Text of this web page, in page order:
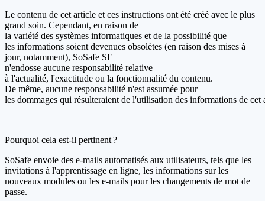
Le contenu de cet article et ces instructions ont été créé avec le plus
grand soin. Cependant, en raison de
la variété des systèmes informatiques et de la possibilité que
les informations soient devenues obsolètes (en raison des mises à
jour, notamment), SoSafe SE
n'endosse aucune responsabilité relative
à l'actualité, l'exactitude ou la fonctionnalité du contenu.
De même, aucune responsabilité n'est assumée pour
les dommages qui résulteraient de l'utilisation des informations de
Pourquoi cela est-il pertinent ?
SoSafe envoie des e-mails automatisés aux utilisateurs, tels que les
invitations à l'apprentissage en ligne, les informations sur les
nouveaux modules ou les e-mails pour les changements de mot de
passe.